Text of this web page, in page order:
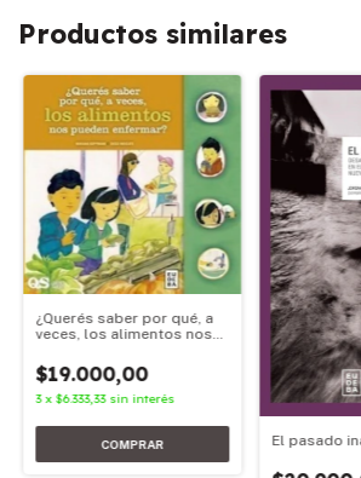
Productos similares
¿Querés saber por qué, a
veces, los alimentos nos
$19.000,00
3 x $6.333,33 sin interés
El pasado